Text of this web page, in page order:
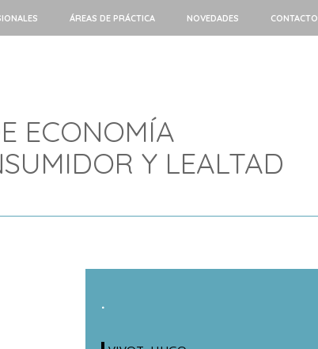
ÁREAS DE PRÁCTICA NOVEDADES CONTACTO
ECONOMÍA
Y LEALTAD
.